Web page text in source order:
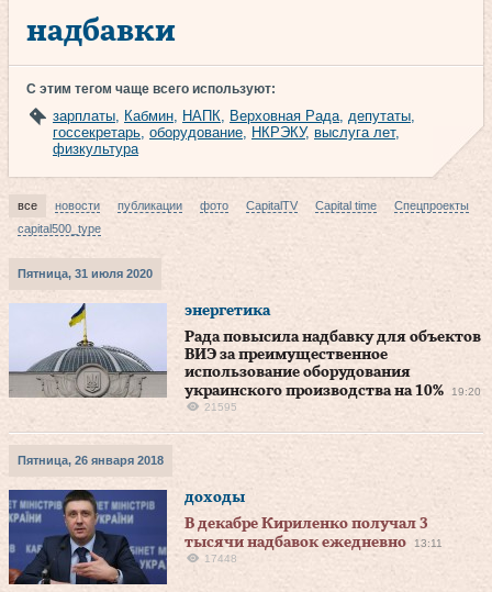
надбавки
С этим тегом чаще всего используют:
зарплаты, Кабмин, НАПК, Верховная Рада, депутаты,
госсекретарь, оборудование, НКРЭКУ, выслуга лет,
физкультура
все новости публикации фото CapitalTV Capital time
Спецпроекты
capital500_type
Пятница, 31 июля 2020
энергетика
Рада повысила надбавку для объектов
ВИЭ за преимущественное
использование оборудования
украинского производства на 10%
19:20
21595
Пятница, 26 января 2018
доходы
В декабре Кириленко получал 3
тысячи надбавок ежедневно
13:11
17448